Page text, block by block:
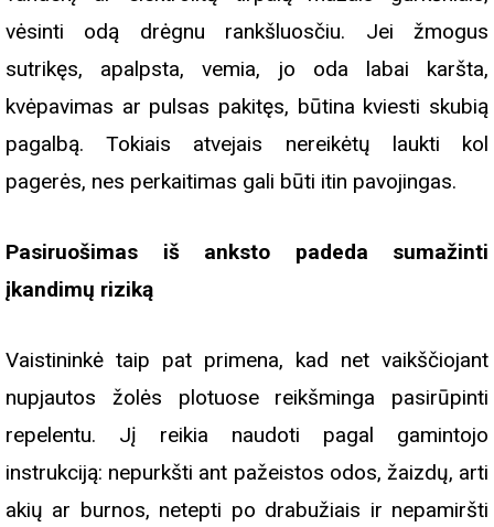
vėsinti odą drėgnu rankšluosčiu. Jei žmogus
sutrikęs, apalpsta, vemia, jo oda labai karšta,
kvėpavimas ar pulsas pakitęs, būtina kviesti skubią
pagalbą. Tokiais atvejais nereikėtų laukti kol
pagerės, nes perkaitimas gali būti itin pavojingas.
Pasiruošimas iš anksto padeda sumažinti
įkandimų riziką
Vaistininkė taip pat primena, kad net vaikščiojant
nupjautos žolės plotuose reikšminga pasirūpinti
repelentu. Jį reikia naudoti pagal gamintojo
instrukciją: nepurkšti ant pažeistos odos, žaizdų, arti
akių ar burnos, netepti po drabužiais ir nepamiršti